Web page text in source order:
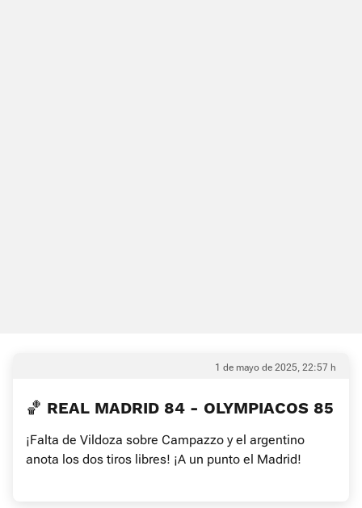
1 de mayo de 2025, 22:57 h
🏀 REAL MADRID 84 - OLYMPIACOS 85
¡Falta de Vildoza sobre Campazzo y el argentino
anota los dos tiros libres! ¡A un punto el Madrid!